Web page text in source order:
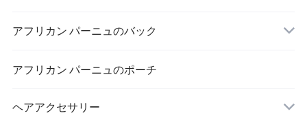
打楽器
AFRICA UNITE
アフリカン パーニュのバック
トートバック
アフリカン パーニュのポーチ
ヘアアクセサリー